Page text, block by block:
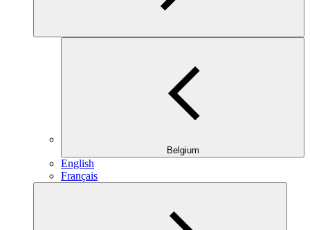
Belgium
English
Français